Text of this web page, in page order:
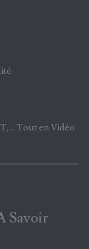
Tout en Vidéo
Savoir